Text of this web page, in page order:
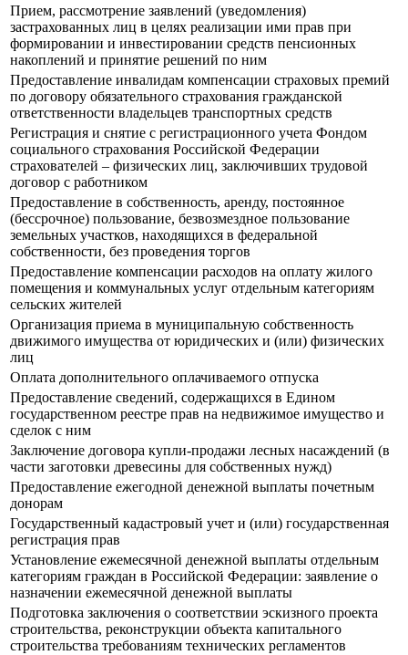
Прием, рассмотрение заявлений (уведомления)
застрахованных лиц в целях реализации ими прав при
формировании и инвестировании средств пенсионных
накоплений и принятие решений по ним
Предоставление инвалидам компенсации страховых премий
по договору обязательного страхования гражданской
ответственности владельцев транспортных средств
Регистрация и снятие с регистрационного учета Фондом
социального страхования Российской Федерации
страхователей – физических лиц, заключивших трудовой
договор с работником
Предоставление в собственность, аренду, постоянное
(бессрочное) пользование, безвозмездное пользование
земельных участков, находящихся в федеральной
собственности, без проведения торгов
Предоставление компенсации расходов на оплату жилого
помещения и коммунальных услуг отдельным категориям
сельских жителей
Организация приема в муниципальную собственность
движимого имущества от юридических и (или) физических
лиц
Оплата дополнительного оплачиваемого отпуска
Предоставление сведений, содержащихся в Едином
государственном реестре прав на недвижимое имущество и
сделок с ним
Заключение договора купли-продажи лесных насаждений (в
части заготовки древесины для собственных нужд)
Предоставление ежегодной денежной выплаты почетным
донорам
Государственный кадастровый учет и (или) государственная
регистрация прав
Установление ежемесячной денежной выплаты отдельным
категориям граждан в Российской Федерации: заявление о
назначении ежемесячной денежной выплаты
Подготовка заключения о соответствии эскизного проекта
строительства, реконструкции объекта капитального
строительства требованиям технических регламентов